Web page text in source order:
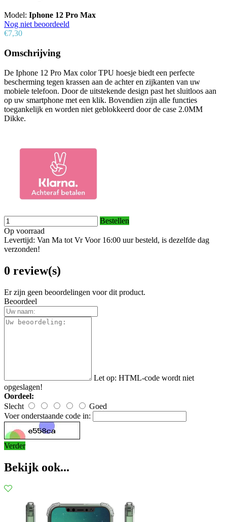
Model: Iphone 12 Pro Max
Nog niet beoordeeld
€7,30
Omschrijving
De Iphone 12 Pro Max color TPU hoesje biedt een perfecte
bescherming tegen krassen aan de achter en zijkanten van uw
mobiele telefoon. Door de uitstekende design past het sluitloos aan
op uw smartphone met een klik. Bovendien zijn alle functies
toegankelijk en worden niet geblokkeerd door de case 2.0MM
Dikke.
Bestellen
Op voorraad
Levertijd: Van Ma tot Vr Voor 16:00 uur besteld, is dezelfde dag
verzonden!
0 review(s)
Er zijn geen beoordelingen voor dit product.
Beoordeel
Let op: HTML-code wordt niet
opgeslagen!
Oordeel:
Slecht
Goed
Voer onderstaande code in:
Verder
Bekijk ook...